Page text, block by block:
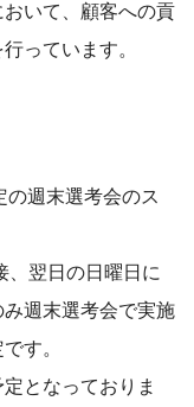
いて、顧客への貢
っています。
の週末選考会のス
、翌日の日曜日に
週末選考会で実施
す。
となっておりま